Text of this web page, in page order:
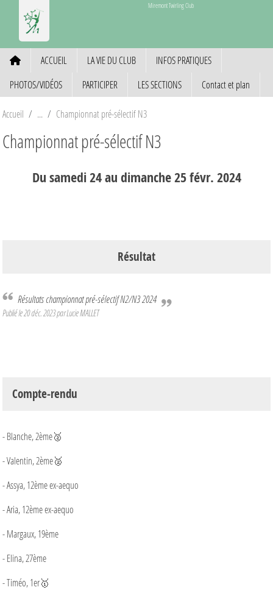
Miremont Twirling Club
ACCUEIL LA VIE DU CLUB
INFOS PRATIQUES
PHOTOS/VIDÉOS
PARTICIPER LES SECTIONS Contact et plan
Accueil Championnat pré-sélectif N3
Championnat pré-sélectif N3
Dusamedi24audimanche25févr.2024
Résultat
Résultats championnat pré-sélectif N2/N3 2024
Publié le20 déc. 2023par Lucie MALLET
Compte-rendu
- Blanche, 2ème🥈
- Valentin, 2ème🥈
- Assya, 12ème ex-aequo
- Aria, 12ème ex-aequo
- Margaux, 19ème
- Elina, 27ème
- Timéo, 1er🥇
Panneau de gestion des cookies